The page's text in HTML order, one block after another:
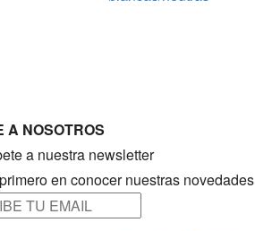
A NOSOTROS
a nuestra newsletter
en conocer nuestras novedades